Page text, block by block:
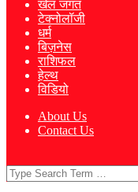
खेल जगत
टेक्नोलॉजी
धर्म
बिज़नेस
राशिफल
हेल्थ
विडियो
About Us
Contact Us
Search